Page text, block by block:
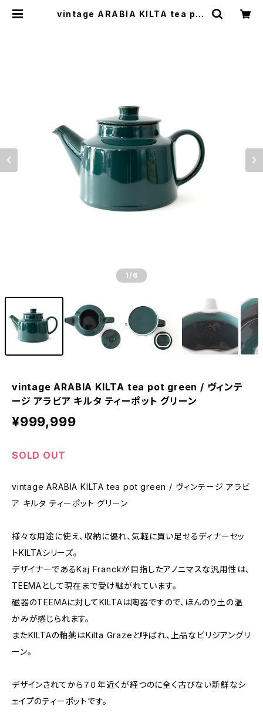
vintage ARABIA KILTA tea pot
1 /6
vintage ARABIA KILTA tea pot green / ヴィンテ
ージ アラビア キルタ ティーポット グリーン
¥999,999
SOLD OUT
vintage ARABIA KILTA tea pot green / ヴィンテージ アラビ
ア キルタ ティーポット グリーン
様々な用途に使え、収納に優れ、気軽に買い足せるディナーセッ
トKILTAシリーズ。
デザイナーであるKaj Franckが目指したアノニマスな汎用性は、
TEEMAとして現在まで受け継がれています。
磁器のTEEMAに対してKILTAは陶器ですので、ほんのり土の温
かみが感じられます。
またKILTAの釉薬はKilta Grazeと呼ばれ、上品なビリジアングリ
ーン。
デザインされてから７０年近くが経つのに全く古びない新鮮なシ
ェイプのティーポットです。